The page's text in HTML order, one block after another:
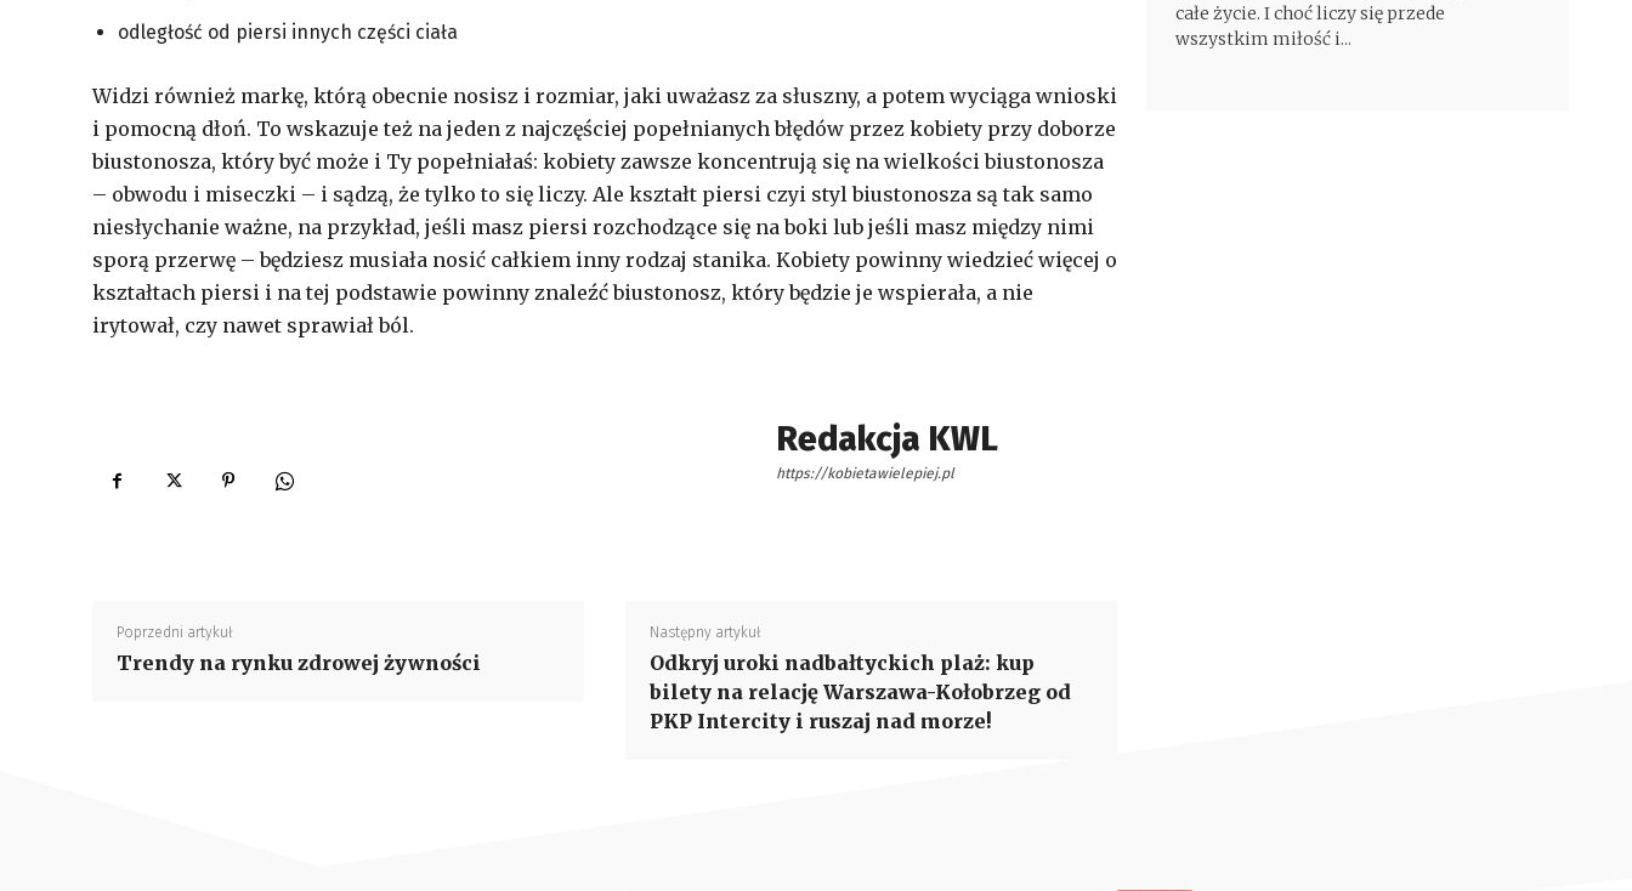
odległość od piersi innych części ciała
Widzi również markę, którą obecnie nosisz i rozmiar, jaki uważasz za słuszny, a potem wyciąga wnioski
i pomocną dłoń. To wskazuje też na jeden z najczęściej popełnianych błędów przez kobiety przy doborze
biustonosza, który być może i Ty popełniałaś: kobiety zawsze koncentrują się na wielkości biustonosza
– obwodu i miseczki – i sądzą, że tylko to się liczy. Ale kształt piersi czyi styl biustonosza są tak samo
niesłychanie ważne, na przykład, jeśli masz piersi rozchodzące się na boki lub jeśli masz między nimi
sporą przerwę – będziesz musiała nosić całkiem inny rodzaj stanika. Kobiety powinny wiedzieć więcej o
kształtach piersi i na tej podstawie powinny znaleźć biustonosz, który będzie je wspierała, a nie
irytował, czy nawet sprawiał ból.
Redakcja KWL
https://kobietawielepiej.pl
Poprzedni artykuł
Trendy na rynku zdrowej żywności
Następny artykuł
Odkryj uroki nadbałtyckich plaż: kup
bilety na relację Warszawa-Kołobrzeg od
PKP Intercity i ruszaj nad morze!
całe życie. I choć liczy się przede
wszystkim miłość i...